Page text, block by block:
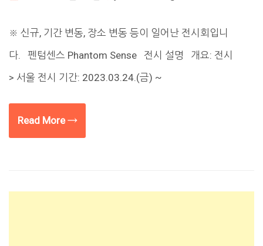
※ 신규, 기간 변동, 장소 변동 등이 일어난 전시회입니
다. 펜텀센스 Phantom Sense 전시 설명 개요: 전시
> 서울 전시 기간: 2023.03.24.(금) ~
Read More →